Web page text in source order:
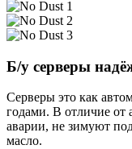
Б/у серверы
Серверы это как
годами. В отличие от
аварии, не зимуют
масло.